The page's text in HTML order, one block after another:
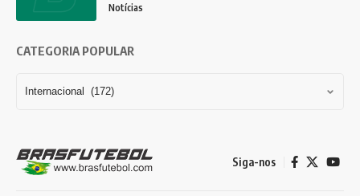
Notícias
CATEGORIA POPULAR
Siga-nos